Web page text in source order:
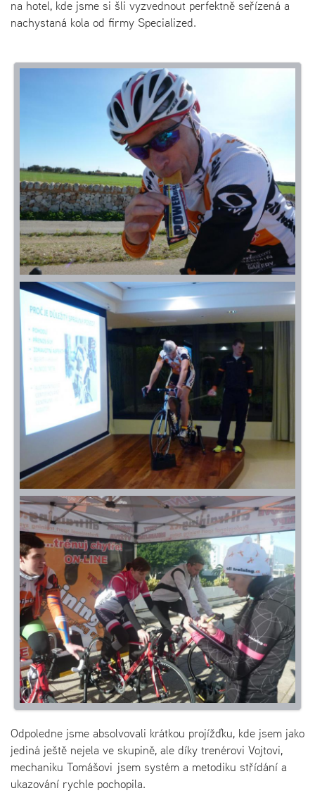
na hotel, kde jsme si šli vyzvednout perfektně seřízená a
nachystaná kola od firmy Specialized.
Odpoledne jsme absolvovali krátkou projížďku, kde jsem jako
jediná ještě nejela ve skupině, ale díky trenérovi Vojtovi,
mechaniku Tomášovi jsem systém a metodiku střídání a
ukazování rychle pochopila.